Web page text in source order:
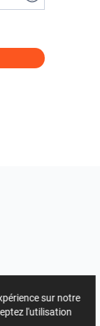
sur notre
l'utilisation